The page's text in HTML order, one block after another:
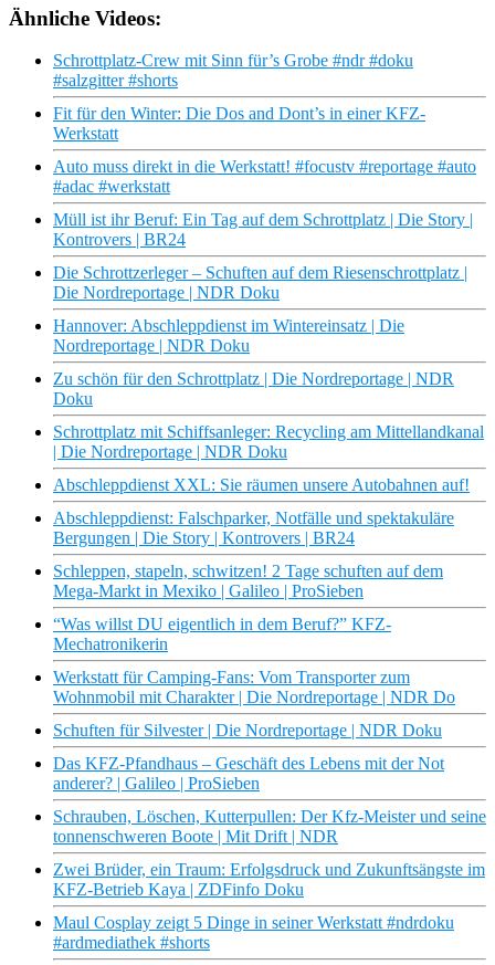
Ähnliche Videos:
Schrottplatz-Crew mit Sinn für’s Grobe #ndr #doku
#salzgitter #shorts
Fit für den Winter: Die Dos and Dont’s in einer KFZ-
Werkstatt
Auto muss direkt in die Werkstatt! #focustv #reportage #auto
#adac #werkstatt
Müll ist ihr Beruf: Ein Tag auf dem Schrottplatz | Die Story |
Kontrovers | BR24
Die Schrottzerleger – Schuften auf dem Riesenschrottplatz |
Die Nordreportage | NDR Doku
Hannover: Abschleppdienst im Wintereinsatz | Die
Nordreportage | NDR Doku
Zu schön für den Schrottplatz | Die Nordreportage | NDR
Doku
Schrottplatz mit Schiffsanleger: Recycling am Mittellandkanal
| Die Nordreportage | NDR Doku
Abschleppdienst XXL: Sie räumen unsere Autobahnen auf!
Abschleppdienst: Falschparker, Notfälle und spektakuläre
Bergungen | Die Story | Kontrovers | BR24
Schleppen, stapeln, schwitzen! 2 Tage schuften auf dem
Mega-Markt in Mexiko | Galileo | ProSieben
“Was willst DU eigentlich in dem Beruf?” KFZ-
Mechatronikerin
Werkstatt für Camping-Fans: Vom Transporter zum
Wohnmobil mit Charakter | Die Nordreportage | NDR Do
Schuften für Silvester | Die Nordreportage | NDR Doku
Das KFZ-Pfandhaus – Geschäft des Lebens mit der Not
anderer? | Galileo | ProSieben
Schrauben, Löschen, Kutterpullen: Der Kfz-Meister und seine
tonnenschweren Boote | Mit Drift | NDR
Zwei Brüder, ein Traum: Erfolgsdruck und Zukunftsängste im
KFZ-Betrieb Kaya | ZDFinfo Doku
Maul Cosplay zeigt 5 Dinge in seiner Werkstatt #ndrdoku
#ardmediathek #shorts